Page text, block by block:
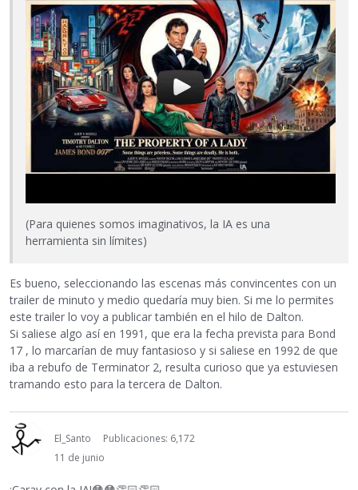
(Para quienes somos imaginativos, la IA es una
herramienta sin límites)
Es bueno, seleccionando las escenas más convincentes con un
trailer de minuto y medio quedaría muy bien. Si me lo permites
este trailer lo voy a publicar también en el hilo de Dalton.
Si saliese algo así en 1991, que era la fecha prevista para Bond
17 , lo marcarían de muy fantasioso y si saliese en 1992 de que
iba a rebufo de Terminator 2, resulta curioso que ya estuviesen
tramando esto para la tercera de Dalton.
El_Santo
Publicaciones: 6,172
11 de junio